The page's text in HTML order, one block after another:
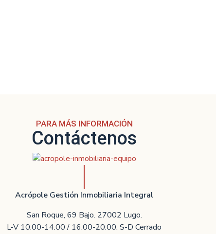
PARA MÁS INFORMACIÓN
Contáctenos
Acrópole Gestión Inmobiliaria Integral
San Roque, 69 Bajo. 27002 Lugo.
L-V 10:00-14:00 / 16:00-20:00. S-D Cerrado